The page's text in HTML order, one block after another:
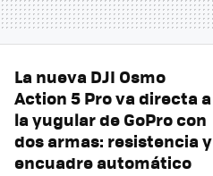
La nueva DJI Osmo
Action 5 Pro va directa a
la yugular de GoPro con
dos armas: resistencia y
encuadre automático